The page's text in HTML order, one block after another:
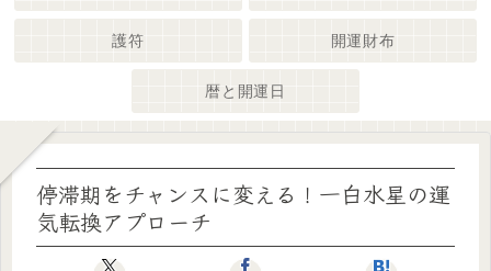
護符 開運財布
暦と開運日
停滞期をチャンスに変える！一白水星の運
気転換アプローチ